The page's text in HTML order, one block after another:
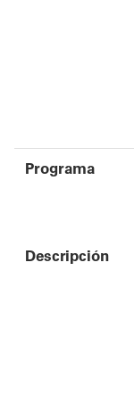
Programa
Descripción